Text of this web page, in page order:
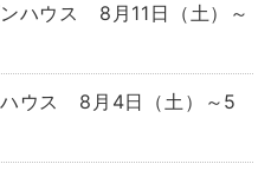
ハウス 8月11日（土）～
ウス 8月4日（土）～5